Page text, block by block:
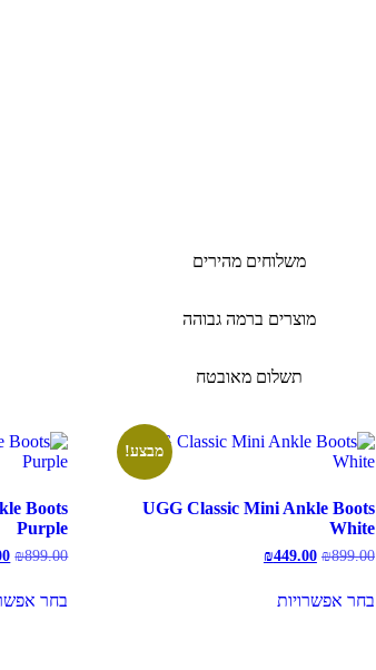
משלוחים מהירים
מוצרים ברמה גבוהה
תשלום מאובטח
מבצע!
UGG Classic Mini Ankle Boots
White
₪899.00
המחיר
₪899.00.
₪449.00 המחיר
בחר אפשרויותזה
Boots
Purple
₪899.00
בחר